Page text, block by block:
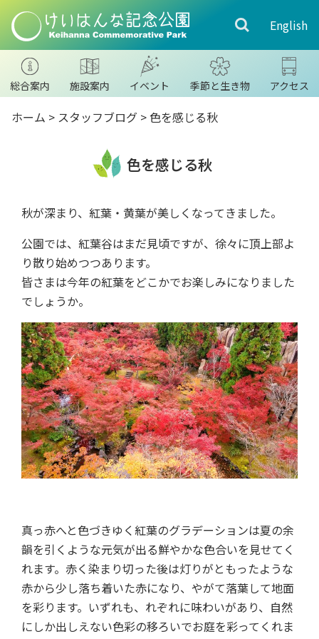
English
総合案内 施設案内 イベント 季節と生き物 アクセス
ホーム > スタッフブログ >色を感じる秋
色を感じる秋
秋が深まり、紅葉・黄葉が美しくなってきました。
公園では、紅葉谷はまだ見頃ですが、徐々に頂上部よ
り散り始めつつあります。
皆さまは今年の紅葉をどこかでお楽しみになりました
でしょうか。
真っ赤へと色づきゆく紅葉のグラデーションは夏の余
韻を引くような元気が出る鮮やかな色合いを見せてく
れます。赤く染まり切った後は灯りがともったような
赤から少し落ち着いた赤になり、やがて落葉して地面
を彩ります。いずれも、れぞれに味わいがあり、自然
にしか出しえない色彩の移ろいでお庭を彩ってくれま